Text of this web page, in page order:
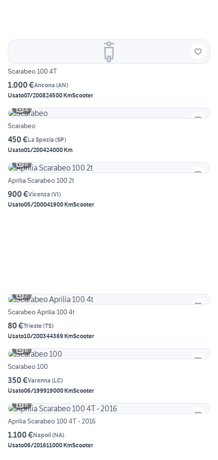
Scarabeo 100 4T
1.000 €Ancona (AN)
Usato07/200824500 KmScooter
4
Scarabeo
450 €La Spezia (SP)
Usato01/200424000 Km
6
Aprilia Scarabeo 100 2t
900 €Vicenza (VI)
Usato05/200041900 KmScooter
2
Scarabeo Aprilia 100 4t
80 €Trieste(TS)
Usato10/200344369 KmScooter
6
Scarabeo 100
350 €Varenna (LC)
Usato06/199919000 KmScooter
6
Aprilia Scarabeo 100 4T - 2016
1.100 €Napoli(NA)
Usato06/201611000 KmScooter